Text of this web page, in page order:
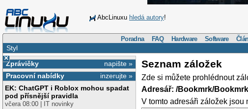
AbcLinuxu hledá autory!
Poradna FAQ Hardware Software
Styl
×
napište »
Zprávičky
inzerujte »
Pracovní nabídky
EK: ChatGPT i Roblox mohou spadat
pod přísnější pravidla
včera 08:00 | IT novinky
Seznam záložek
Zde si můžete prohlédnout
Adresář: /Bookmrk/Bookmrk
V tomto adresáři záložek jsou